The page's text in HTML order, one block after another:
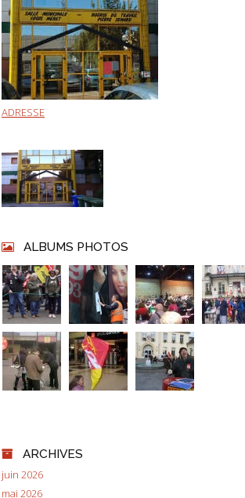
ADRESSE
ALBUMS PHOTOS
ARCHIVES
juin 2026
mai 2026